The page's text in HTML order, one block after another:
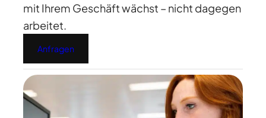
mit Ihrem Geschäft wächst – nicht dagegen
arbeitet.
Anfragen